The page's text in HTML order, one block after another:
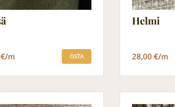
m OSTA
Helmi
28,00 €/m